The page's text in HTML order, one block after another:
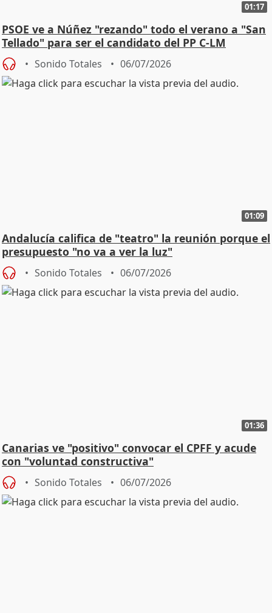
01:17
PSOE ve a Núñez "rezando" todo el verano a "San
Tellado" para ser el candidato del PP C-LM
Sonido Totales 06/07/2026
01:09
Andalucía califica de "teatro" la reunión porque el
presupuesto "no va a ver la luz"
Sonido Totales 06/07/2026
01:36
Canarias ve "positivo" convocar el CPFF y acude
con "voluntad constructiva"
Sonido Totales 06/07/2026